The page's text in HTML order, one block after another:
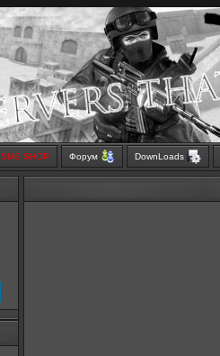
SMS SHOP Форум DownLoads